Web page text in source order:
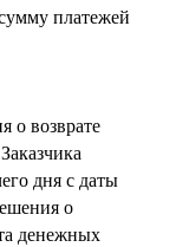
платежей
о возврате
дня с даты
о
денежных